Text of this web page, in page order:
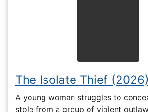
The Isolate Thief (2026)
A young woman struggles to
stole from a group of violent